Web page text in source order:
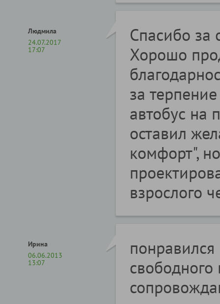
Людмила
24.07.2017
17:07
Спасибо за
Хорошо
за
автобус на
оставил
комфорт",
взрослого
Ирина
06.06.2013
13:07